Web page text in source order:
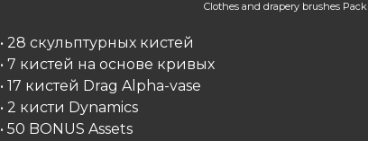
Clothes and drapery brushes Pack
• 28 скульптурных кистей
• 7 кистей на основе кривых
• 17 кистей Drag Alpha-vase
• 2 кисти Dynamics
• 50 BONUS Assets